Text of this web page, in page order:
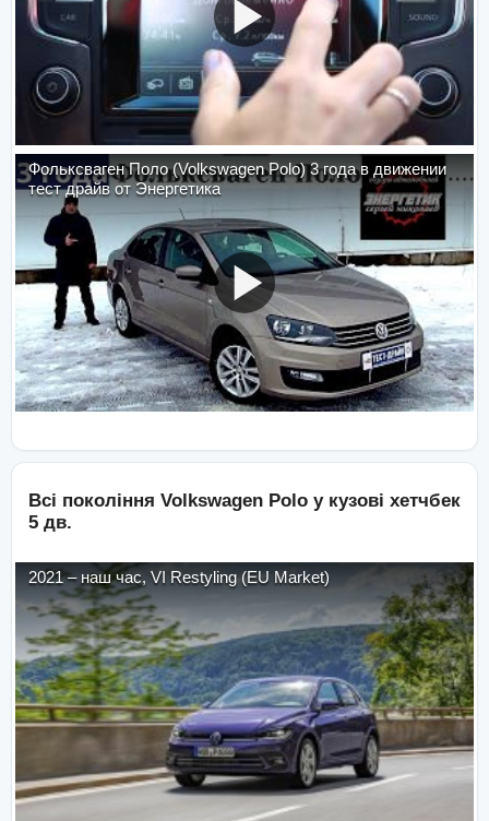
Фольксваген Поло (Volkswagen Polo) 3 года в движении
тест драйв от Энергетика
Всі покоління Volkswagen Polo у кузові хетчбек
5 дв.
2021– наш час, VI Restyling (EU Market)